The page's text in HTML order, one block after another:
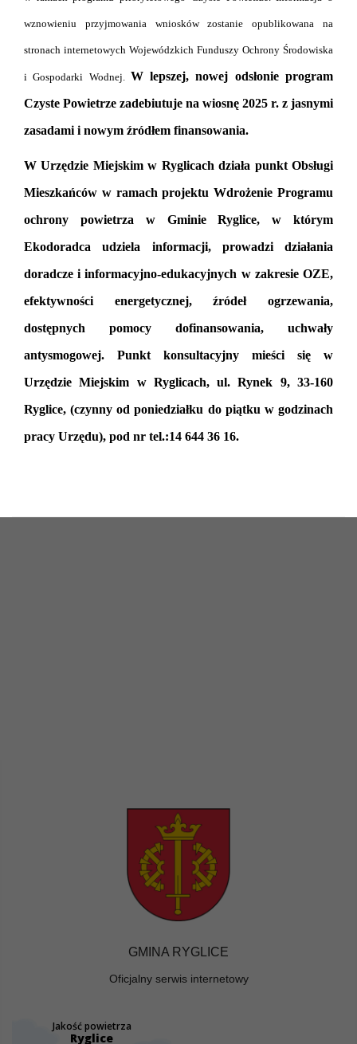
wznowieniu przyjmowania wniosków zostanie opublikowana na
stronach internetowych Wojewódzkich Funduszy Ochrony Środowiska
i Gospodarki Wodnej. W lepszej, nowej odsłonie program
Czyste Powietrze zadebiutuje na wiosnę 2025 r. z jasnymi
zasadami i nowym źródłem finansowania.
W Urzędzie Miejskim w Ryglicach działa punkt Obsługi
Mieszkańców w ramach projektu Wdrożenie Programu
ochrony powietrza w Gminie Ryglice, w którym
Ekodoradca udziela informacji, prowadzi działania
doradcze i informacyjno-edukacyjnych w zakresie OZE,
efektywności energetycznej, źródeł ogrzewania,
dostępnych pomocy dofinansowania, uchwały
antysmogowej. Punkt konsultacyjny mieści się w
Urzędzie Miejskim w Ryglicach, ul. Rynek 9, 33-160
Ryglice, (czynny od poniedziałku do piątku w godzinach
pracy Urzędu), pod nr tel.:14 644 36 16.
GMINA RYGLICE
Oficjalny serwis internetowy